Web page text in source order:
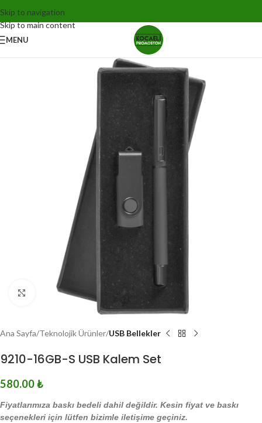
Skip to navigation
Skip to main content
MENU
Click to enlarge
Ana Sayfa Teknolojik Ürünler USB Bellekler
9210-16GB-S USB Kalem Set
580.00₺
Fiyatlarımıza baskı bedeli dahil değildir. Kesin fiyat ve baskı
seçenekleri için lütfen bizimle iletişime geçiniz.